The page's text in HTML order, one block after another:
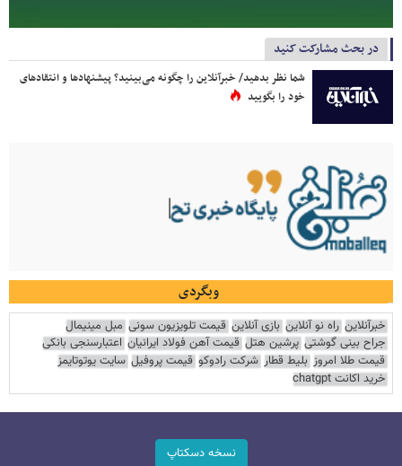
در بحث مشارکت کنید
شما نظر بدهید/ خبرآنلاین را چگونه می‌بینید؟ پیشنهادها و انتقادهای
خود را بگویید
وبگردی
خبرآنلاین راه نو آنلاین بازی آنلاین قیمت تلویزیون سونی مبل مینیمال
جراح بینی گوشتی پرشین هتل قیمت آهن فولاد ایرانیان اعتبارسنجی بانکی
قیمت طلا امروز بلیط قطار شرکت رادوکو قیمت پروفیل سایت یوتوتایمز
خرید اکانت chatgpt
نسخه دسکتاپ